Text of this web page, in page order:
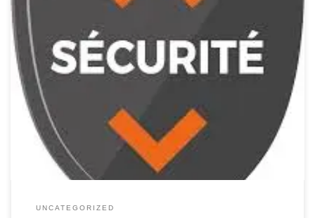
Article sur la Sécurité La Sécurité : Un Pilier Fondamental de Notre
Société La sécurité est un concept essentiel qui régit nos vies au
quotidien. Que ce soit dans nos foyers, sur nos lieux de travail ou
dans l’espace public, la sécurité joue un rôle crucial pour assurer
notre bien-être […]
UNCATEGORIZED